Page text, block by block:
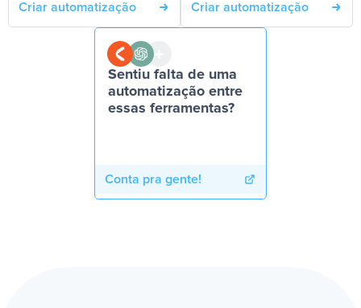
Criar automatização Criar automatização
Sentiu falta de uma
automatização entre
essas ferramentas?
Conta pra gente!